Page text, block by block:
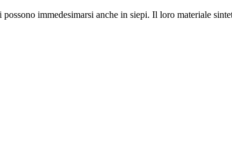
immedesimarsi anche in siepi. Il loro materiale